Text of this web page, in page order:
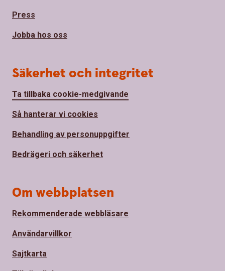
Press
Jobba hos oss
Säkerhet och integritet
Ta tillbaka cookie-medgivande
Så hanterar vi cookies
Behandling av personuppgifter
Bedrägeri och säkerhet
Om webbplatsen
Rekommenderade webbläsare
Användarvillkor
Sajtkarta